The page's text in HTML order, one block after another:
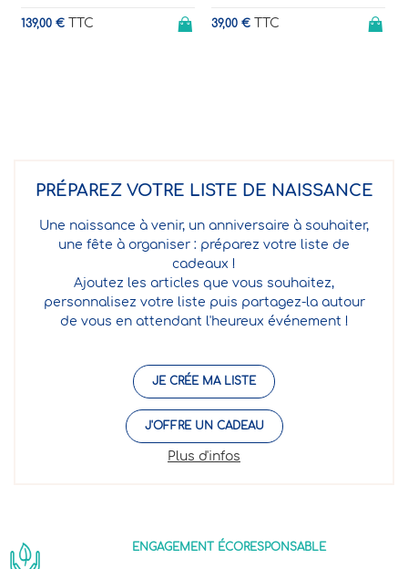
39,00 €TTC
physiologique
PRÉPAREZ VOTRE LISTE DE NAISSANCE
Une naissance à venir, un anniversaire à souhaiter,
une fête à organiser : préparez votre liste de
cadeaux !
Ajoutez les articles que vous souhaitez,
personnalisez votre liste puis partagez-la autour
de vous en attendant l'heureux événement !
JE CRÉE MA LISTE
J'OFFRE UN CADEAU
Plus d'infos
ENGAGEMENT ÉCORESPONSABLE